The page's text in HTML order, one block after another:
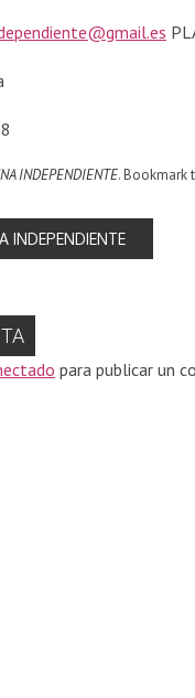
INDEPENDIENTE. Bookmark
INDEPENDIENTE
para publicar un